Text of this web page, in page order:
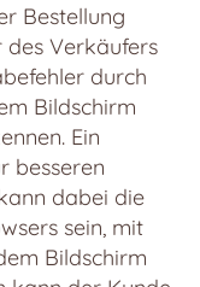
Bestellung
Verkäufers
durch
Bildschirm
Ein
besseren
dabei die
sein, mit
Bildschirm